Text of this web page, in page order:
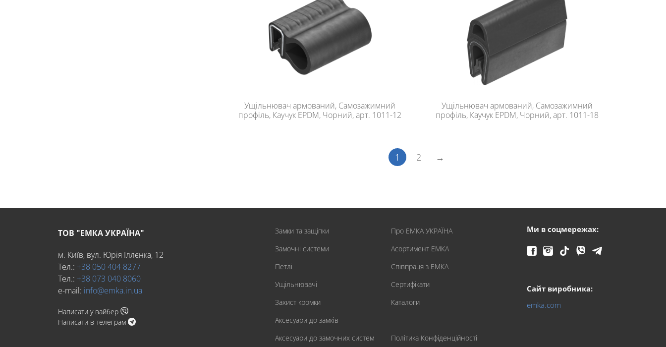
Ущільнювач армований, Самозажимний
профіль, Каучук EPDM, Чорний, арт. 1011-12
Ущільнювач армований, Самозажимний
профіль, Каучук EPDM, Чорний, арт. 1011-18
1 2 →
ТОВ "ЕМКА УКРАЇНА"
м. Київ, вул. Юрія Іллєнка, 12
Тел.: +38 050 404 8277
Тел.: +38 073 040 8060
e-mail: info@emka.in.ua
Написати у вайбер
Написати в телеграм
Замки та защіпки
Замочні системи
Петлі
Ущільнювачі
Захист кромки
Аксесуари до замків
Аксесуари до замочних систем
Про ЕМКА УКРАЇНА
Асортимент ЕМКА
Співпраця з ЕМКА
Сертифікати
Каталоги
Політика Конфіденційності
Ми в соцмережах:
Сайт виробника:
emka.com